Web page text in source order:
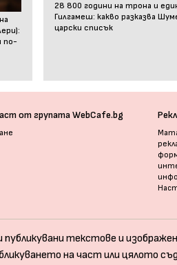
по-
28 800 години на трона и
Гилгамеш: какво разказва
царски списък
от групата WebCafe.bg
текстове и
на част или цялото